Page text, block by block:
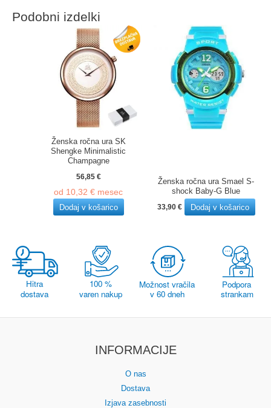
Podobni izdelki
Ženska ročna ura SK
Shengke Minimalistic
Champagne
56,85 €
od 10,32€ mesec
Dodaj v košarico
Ženska ročna ura Smael S-
shock Baby-G Blue
33,90 € Dodaj v košarico
INFORMACIJE
O nas
Dostava
Izjava zasebnosti